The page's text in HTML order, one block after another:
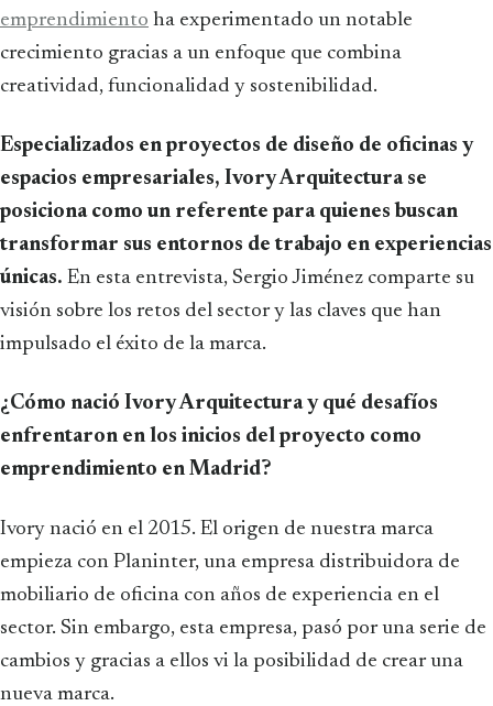
emprendimiento ha experimentado un notable
crecimiento gracias a un enfoque que combina
creatividad, funcionalidad y sostenibilidad.
Especializados en proyectos de diseño de oficinas y
espacios empresariales, Ivory Arquitectura se
posiciona como un referente para quienes buscan
transformar sus entornos de trabajo en experiencias
únicas. En esta entrevista, Sergio Jiménez comparte su
visión sobre los retos del sector y las claves que han
impulsado el éxito de la marca.
¿Cómo nació Ivory Arquitectura y qué desafíos
enfrentaron en los inicios del proyecto como
emprendimiento en Madrid?
Ivory nació en el 2015. El origen de nuestra marca
empieza con Planinter, una empresa distribuidora de
mobiliario de oficina con años de experiencia en el
sector. Sin embargo, esta empresa, pasó por una serie de
cambios y gracias a ellos vi la posibilidad de crear una
nueva marca.